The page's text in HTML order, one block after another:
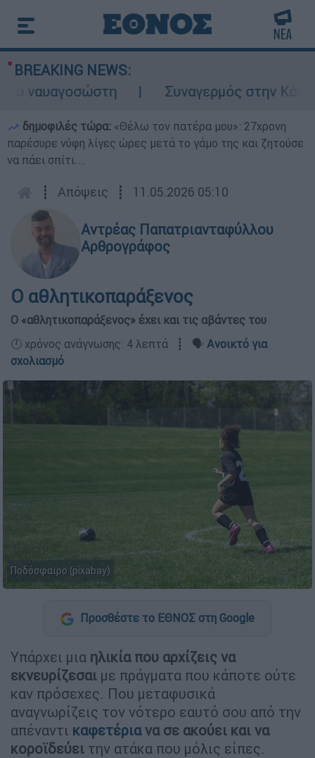
BREAKING NEWS:
Συναγερμός στην
δημοφιλές τώρα: «Θέλω τον πατέρα μου»: 27χρονη
παρέσυρε νύφη λίγες ώρες μετά το γάμο της και ζητούσε
να πάει σπίτι...
┋ Απόψεις ┋ 11.05.2026 05:10
Αντρέας Παπατριανταφύλλου
Αρθρογράφος
Ο αθλητικοπαράξενος
Ο «αθλητικοπαράξενος» έχει και τις αβάντες του
🕛 χρόνος ανάγνωσης: 4 λεπτά ┋ 🗣️ Ανοικτό για
σχολιασμό
Ποδόσφαιρο (pixabay)
Προσθέστε το ΕΘΝΟΣ στη Google
Υπάρχει μια ηλικία που αρχίζεις να
εκνευρίζεσαι με πράγματα που κάποτε ούτε
καν πρόσεχες. Που μεταφυσικά
αναγνωρίζεις τον νότερο εαυτό σου από την
απέναντι καφετέριανα σε ακούει και να
κοροϊδεύει την ατάκα που μόλις είπες.